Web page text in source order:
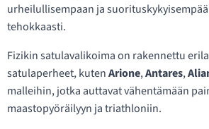
urheilullisempaan ja
tehokkaasti.
Fizikin satulavalikoima on rakennettu
satulaperheet, kutenArione,Antares,
malleihin, jotka auttavat vähentämään
maastopyöräilyyn ja triathloniin.